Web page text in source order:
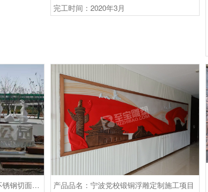
完工时间：2020年3月
产品品名：杭州中泰运动公园不锈钢切面鹿雕塑项目
产品品名：宁波党校锻铜浮雕定制施工项目